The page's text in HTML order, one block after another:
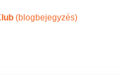
(blogbejegyzés)